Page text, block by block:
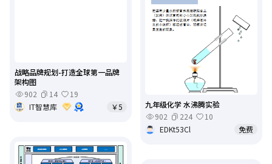
战略品牌规划-打造全球第一品牌
架构图
902
14
19
IT智慧库
￥5
九年级化学 水沸腾实验
902
224
10
EDKt53Cl
免费